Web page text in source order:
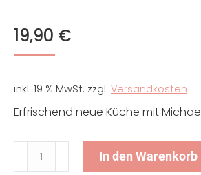
19,90 €
inkl. 19 % MwSt. zzgl. Versandkosten
Erfrischend neue Küche mit
Rezeptefächer
In den Warenkorb